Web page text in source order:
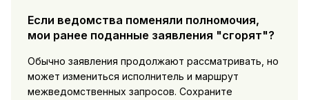
Если ведомства поменяли полномочия,
мои ранее поданные заявления "сгорят"?
Обычно заявления продолжают рассматривать, но
может измениться исполнитель и маршрут
межведомственных запросов. Сохраните